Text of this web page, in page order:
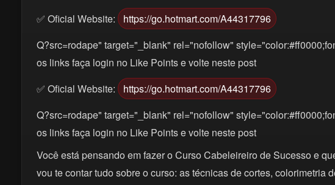
✅ Oficial Website:
https://go.hotmart.com/A44317796
Q?src=rodape" target="_blank" rel="nofollow"
os links faça login no Like Points e volte neste post
✅ Oficial Website:
https://go.hotmart.com/A44317796
Q?src=rodape" target="_blank" rel="nofollow"
os links faça login no Like Points e volte neste post
Você está pensando em fazer o Curso Cabeleireiro de Sucesso e
vou te contar tudo sobre o curso: as técnicas de cortes, colorimetria